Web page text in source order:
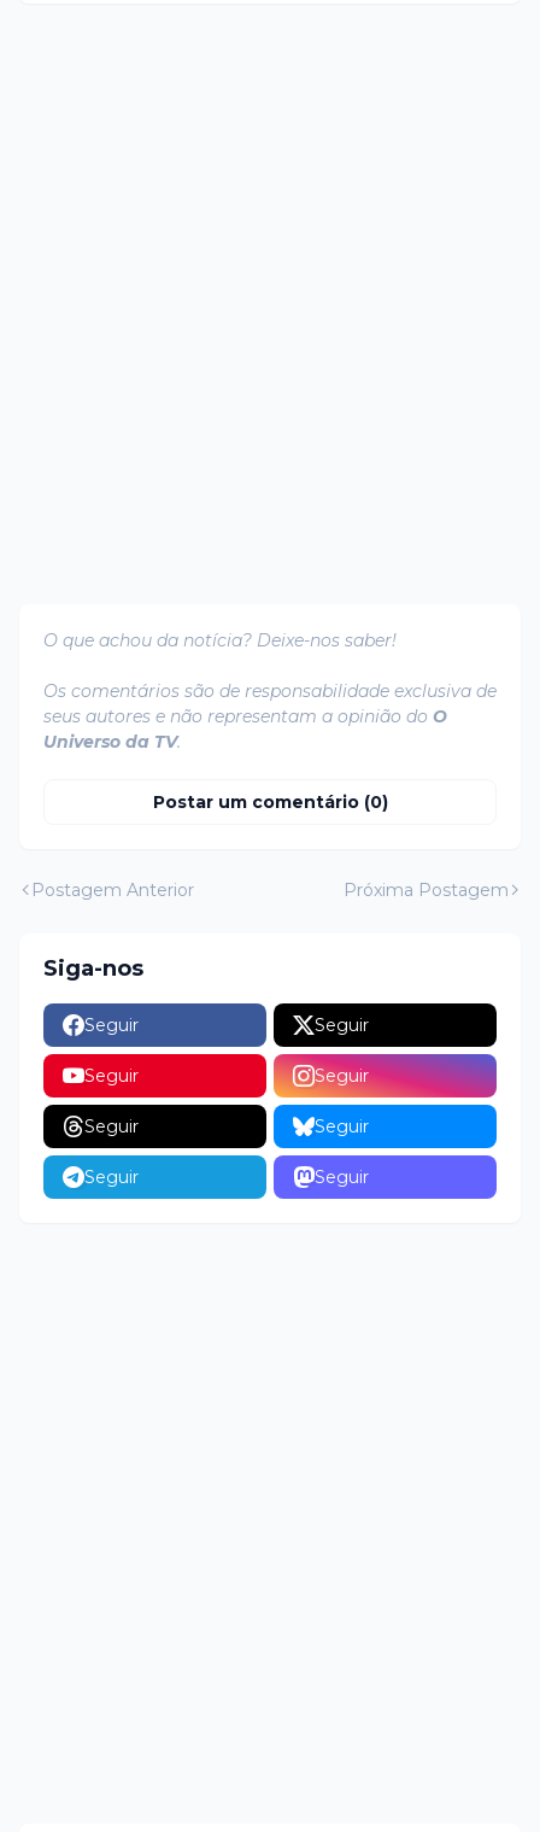
O que achou da notícia? Deixe-nos saber!
Os comentários são de responsabilidade exclusiva de
seus autores e não representam a opinião do O
Universo da TV.
Postar um comentário (0)
Postagem Anterior Próxima Postagem
Siga-nos
Seguir Seguir
Seguir Seguir
Seguir Seguir
Seguir Seguir